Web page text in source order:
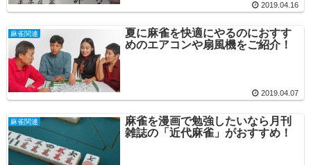
2019.04.16
麻雀関連
夏に麻雀を快適にやるのにおすす
めのエアコンや扇風機をご紹介！
2019.04.07
麻雀関連
麻雀を漫画で勉強したいなら月刊
雑誌の「近代麻雀」がおすすめ！